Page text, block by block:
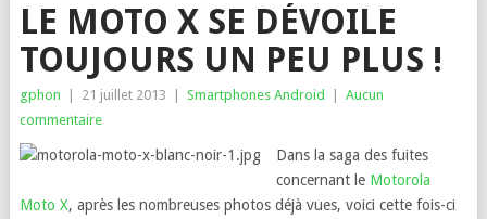
LE MOTO X SE DÉVOILE
TOUJOURS UN PEU PLUS !
gphon 21 juillet 2013 Smartphones Android
Aucun
commentaire
Dans la saga des fuites
concernant le Motorola
Moto X, après les nombreuses photos déjà vues, voici cette fois-ci